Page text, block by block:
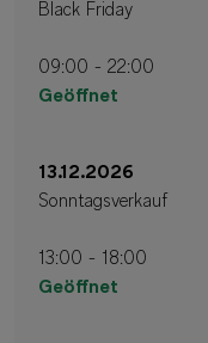
Black Friday
09:00 - 22:00
Geöffnet
13.12.2026
Sonntagsverkauf
13:00 - 18:00
Geöffnet